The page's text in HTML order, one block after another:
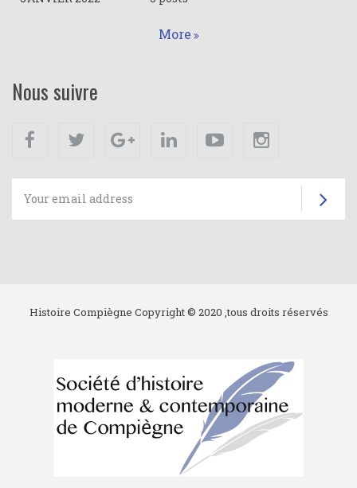
More
Nous suivre
Facebook Twitter Google+ Linkedin Youtube
Histoire Compiègne Copyright © 2020 ,tous droits réservés